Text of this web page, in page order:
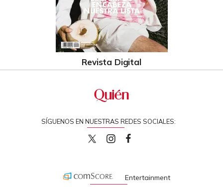
Revista Digital
SÍGUENOS EN NUESTRAS REDES SOCIALES:
quiencom
Entertainment